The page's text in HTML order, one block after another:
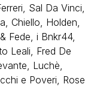
Sal Da Vinci,
Chiello, Holden,
Fede, i Bnkr44,
Leali, Fred De
Luchè,
e Poveri, Rose